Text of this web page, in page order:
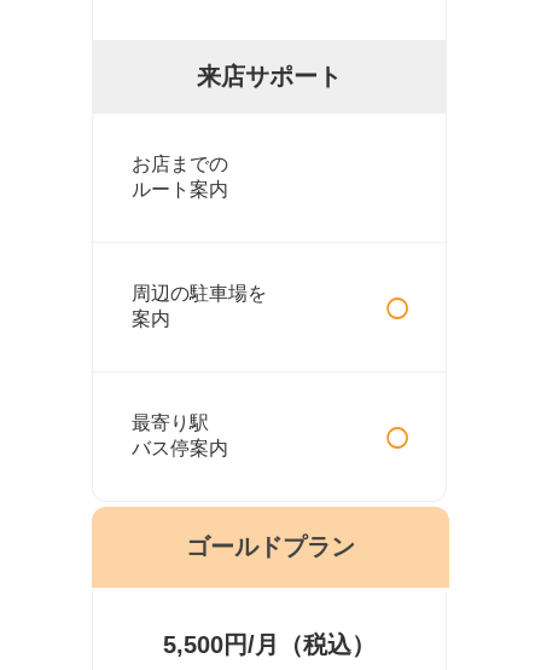
来店サポート
お店までの
ルート案内
周辺の駐車場を
案内
○
最寄り駅
バス停案内
○
ゴールドプラン
5,500円/月（税込）